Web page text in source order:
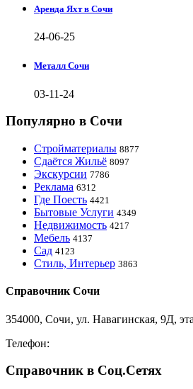
Аренда Яхт в Сочи
24-06-25
Металл Сочи
03-11-24
Популярно в Сочи
Стройматериалы 8877
Сдаётся Жильё 8097
Экскурсии 7786
Реклама 6312
Где Поесть 4421
Бытовые Услуги 4349
Недвижимость 4217
Мебель 4137
Сад 4123
Стиль, Интерьер 3863
Справочник Сочи
354000, Сочи, ул. Навагинская, 9Д,
Телефон:
Справочник в Соц.Сетях